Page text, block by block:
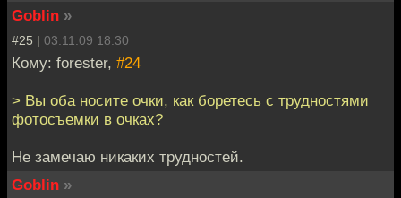
Goblin »
#25 | 03.11.09 18:30
Кому: forester, #24
> Вы оба носите очки, как боретесь с трудностями
фотосъемки в очках?
Не замечаю никаких трудностей.
Goblin »